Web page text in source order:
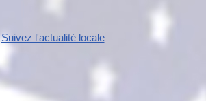
Suivez l'actualité locale